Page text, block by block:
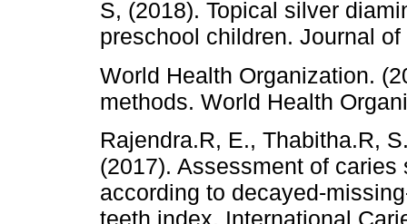
S, (2018). Topical silver
preschool children. Journal
World Health Organization.
methods. World Health
Rajendra.R, E., Thabitha.R,
(2017). Assessment of
according to decayed-
teeth index, International